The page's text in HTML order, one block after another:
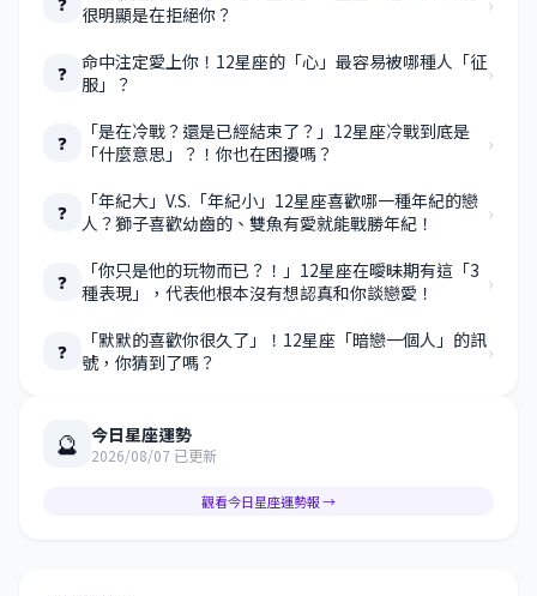
很明顯是在拒絕你？
❓ 命中注定愛上你！12星座的「心」最容易被哪種人「征
服」？
›
❓
「是在冷戰？還是已經結束了？」12星座冷戰到底是
「什麼意思」？！你也在困擾嗎？
›
❓
「年紀大」V.S.「年紀小」12星座喜歡哪一種年紀的戀
人？獅子喜歡幼齒的、雙魚有愛就能戰勝年紀！
›
❓
「你只是他的玩物而已？！」12星座在曖昧期有這「3
種表現」，代表他根本沒有想認真和你談戀愛！
›
❓
「默默的喜歡你很久了」！12星座「暗戀一個人」的訊
號，你猜到了嗎？
›
🔮 今日星座運勢
2026/08/07 已更新
觀看今日星座運勢報 →